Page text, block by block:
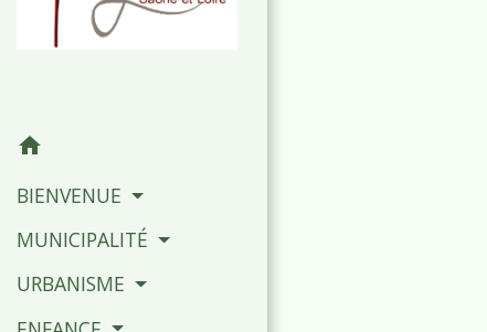
home
BIENVENUE
MUNICIPALITÉ
URBANISME